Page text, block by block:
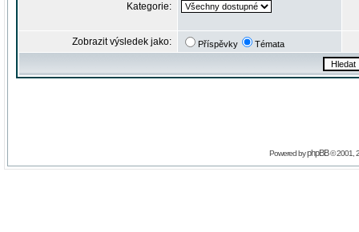
Kategorie:
Zobrazit výsledek jako: Příspěvky Témata
Powered byphpBB© 2001,